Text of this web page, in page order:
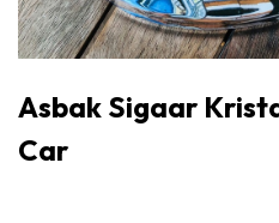
Asbak Sigaar
Car